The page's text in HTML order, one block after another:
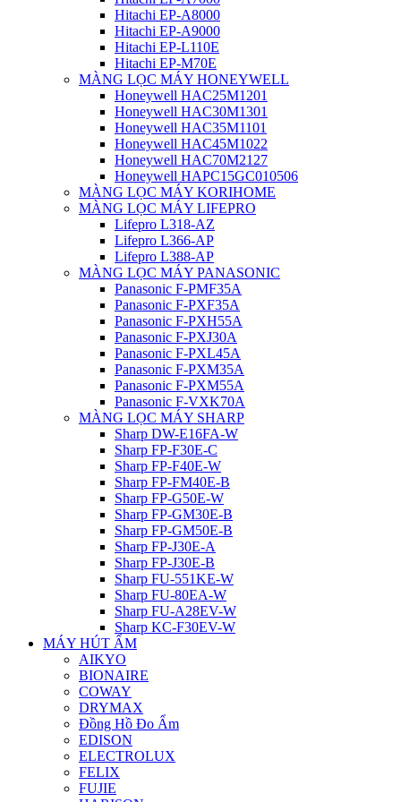
Hitachi EP-A8000
Hitachi EP-A9000
Hitachi EP-L110E
Hitachi EP-M70E
MÀNG LỌC MÁY HONEYWELL
Honeywell HAC25M1201
Honeywell HAC30M1301
Honeywell HAC35M1101
Honeywell HAC45M1022
Honeywell HAC70M2127
Honeywell HAPC15GC010506
MÀNG LỌC MÁY KORIHOME
MÀNG LỌC MÁY LIFEPRO
Lifepro L318-AZ
Lifepro L366-AP
Lifepro L388-AP
MÀNG LỌC MÁY PANASONIC
Panasonic F-PMF35A
Panasonic F-PXF35A
Panasonic F-PXH55A
Panasonic F-PXJ30A
Panasonic F-PXL45A
Panasonic F-PXM35A
Panasonic F-PXM55A
Panasonic F-VXK70A
MÀNG LỌC MÁY SHARP
Sharp DW-E16FA-W
Sharp FP-F30E-C
Sharp FP-F40E-W
Sharp FP-FM40E-B
Sharp FP-G50E-W
Sharp FP-GM30E-B
Sharp FP-GM50E-B
Sharp FP-J30E-A
Sharp FP-J30E-B
Sharp FU-551KE-W
Sharp FU-80EA-W
Sharp FU-A28EV-W
Sharp KC-F30EV-W
MÁY HÚT ẨM
AIKYO
BIONAIRE
COWAY
DRYMAX
Đồng Hồ Đo Ẩm
EDISON
ELECTROLUX
FELIX
FUJIE